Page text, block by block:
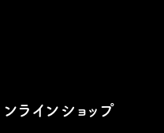
ンラインショップ